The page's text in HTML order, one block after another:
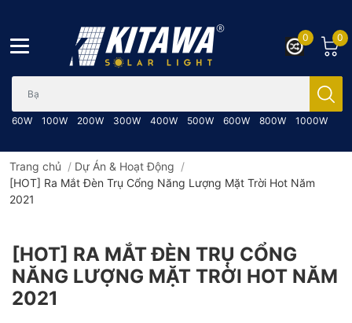
60W 100W 200W 300W 400W 500W 600W 800W 1000W
0
0
Trang chủ / Dự Án & Hoạt Động /
[HOT] Ra Mắt Đèn Trụ Cổng Năng Lượng Mặt Trời Hot Năm
2021
[HOT] RA MẮT ĐÈN TRỤ CỔNG
NĂNG LƯỢNG MẶT TRỜI HOT NĂM
2021